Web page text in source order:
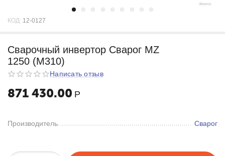
КОД: 12-0127
Cварочный инвертор Сварог MZ
1250 (М310)
Написать отзыв
871 430.00 Р
Производитель Сварог